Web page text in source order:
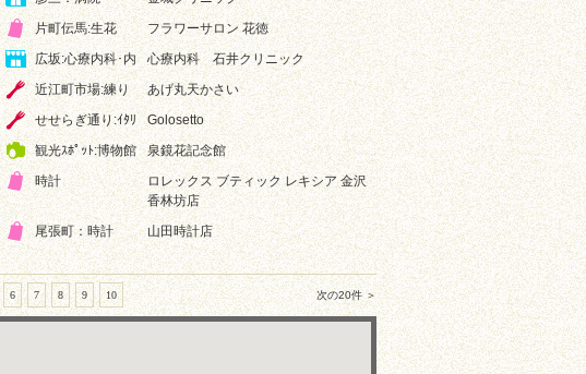
片町伝馬:生花
フラワーサロン 花徳
広坂:心療内科･内
心療内科 石井クリニック
近江町市場:練り
あげ丸天かさい
せせらぎ通り:ｲﾀﾘ
Golosetto
観光ｽﾎﾟｯﾄ:博物館
泉鏡花記念館
時計
ロレックス ブティック レキシア 金沢
香林坊店
尾張町：時計
山田時計店
次の20件 ＞
6 7 8 9 10